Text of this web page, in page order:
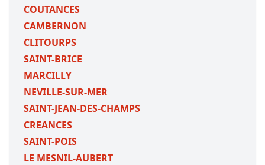
COUTANCES
CAMBERNON
CLITOURPS
SAINT-BRICE
MARCILLY
NEVILLE-SUR-MER
SAINT-JEAN-DES-CHAMPS
CREANCES
SAINT-POIS
LE MESNIL-AUBERT